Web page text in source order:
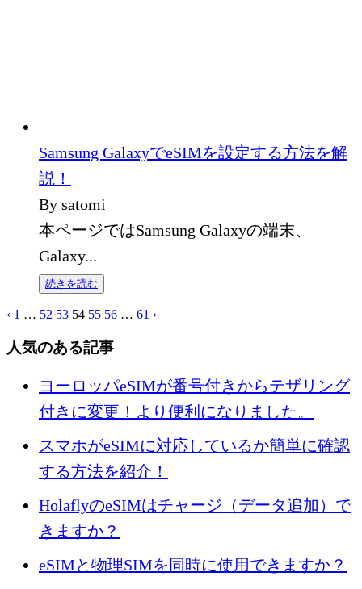
Samsung GalaxyでeSIMを設定する方法を解
説！
By satomi
本ページではSamsung Galaxyの端末、
Galaxy...
続きを読む
‹ 1 … 52 53 54 55 56 … 61 ›
人気のある記事
ヨーロッパeSIMが番号付きからテザリング
付きに変更！より便利になりました。
スマホがeSIMに対応しているか簡単に確認
する方法を紹介！
HolaflyのeSIMはチャージ（データ追加）で
きますか？
eSIMと物理SIMを同時に使用できますか？